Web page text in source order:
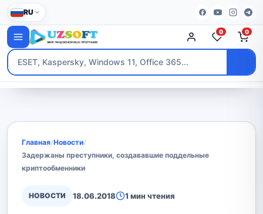
RU
0 0
Главная/Новости/
Задержаны преступники, создававшие поддельные
криптообменники
НОВОСТИ 18.06.2018 1 мин чтения